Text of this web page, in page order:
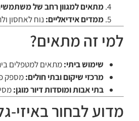
מתאים למגוון רחב של
ממדים אידיאליים: נוח לאחסון
למי זה מתאים?
שימוש ביתי:מתאים למטפלים
מרכזי שיקום ובתי חולים:מספק
בתי אבות ומוסדות דיור מוגן:
מדוע לבחור באיזי-